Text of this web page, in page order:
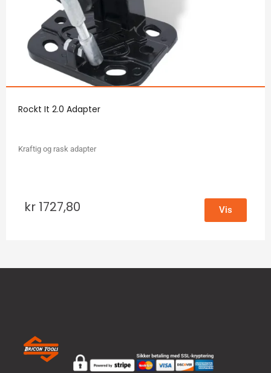
Rockt It 2.0 Adapter
Kraftig og rask adapter
kr 1727,80 Vis